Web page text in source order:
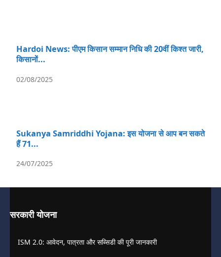
Hardoi News: पीएम किसान सम्मान निधि की 20वीं किश्त जारी,
किसानों...
02/08/2025
Sukanya Samriddhi Yojana: इस योजना से आप बन सकते
हैं 71...
24/07/2025
सरकारी योजना
ISM 2.0: आवेदन, पात्रता और सब्सिडी की पूरी जानकारी